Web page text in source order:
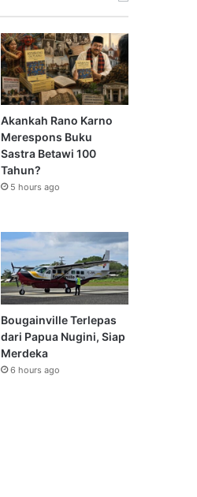
Akankah Rano Karno
Merespons Buku
Sastra Betawi 100
Tahun?
5 hours ago
Bougainville Terlepas
dari Papua Nugini, Siap
Merdeka
6 hours ago